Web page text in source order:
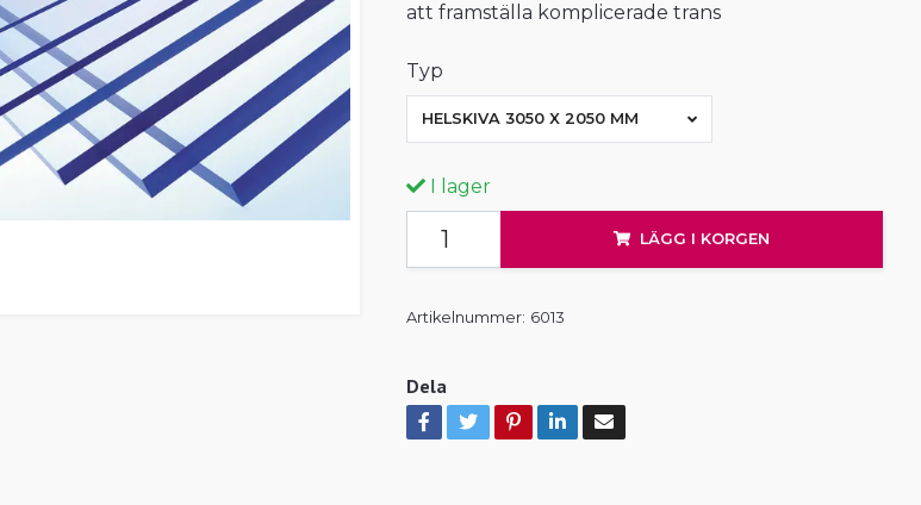
att framställa komplicerade trans
Typ
HELSKIVA 3050 X 2050 MM
I lager
LÄGG I KORGEN
Artikelnummer: 6013
Dela